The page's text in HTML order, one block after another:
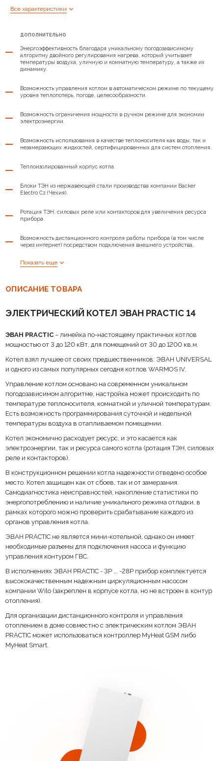
Поддерж. t теплого пола Да
управления
Защита от перегрева силовых
Да
Диаметр трубы
Габариты, мм 650х400х270
Все характеристики
ДОПОЛНИТЕЛЬНО
Энергоэффективность благодаря уникальному погодозависимому
алгоритму двойного регулирования нагрева, который учитывает
температуры воздуха, уличную и комнатную температуру, а также их
динамику.
Возможность управления котлом в автоматическом режиме по текущему
уровня теплопотерь, погоде, целесообразности.
Возможность ограничения мощности в ручном режиме для экономии
электроэнергии.
Возможность использования в качестве теплоносителя как воды, так и
незамерзающих жидкостей, сертифицированных для систем отопления.
Теплоизолированный корпус котла.
Блоки ТЭН из нержавеющей стали производства компании Backer
Electro Cz (Чехия).
Ротация ТЭН, силовых реле или контакторов для увеличения ресурса
прибора.
Возможность дистанционного контроля работы прибора (в том числе
через интернет) посредством подключения внешнего устройства,
Защита от токов короткого замыкания и перегрузки.
Защита от отказа (обрыва или короткого замыкания) датчиков
температуры.
Автоматическое переключение при попадании фазы на оставшуюся с
последующим восстановлением равномерности расхода ресурса.
Настройка температурных режимов в недельном расписании,
программирование суточной и недельной температуры воздуха
помещения.
Графический дисплей с интуитивно понятной навигацией по
настройкам и режимам работы.
Возможность подключения модуля дистанционного управления.
контроля температуры воды в косвенном водонагревателе).
Бесшумность в работе.
Единая котельная: для объектов менее 300 кв. м для котла не нужно
Самодиагностика неисправностей.
Накопление статистики энергопотребления и температур.
Уникальный режим проверки срабатывание каждого из органов
управления котла.
Датчик уличной температуры.
Датчик комнатной температуры
Показать еще
ОПИСАНИЕ ТОВАРА
ЭЛЕКТРИЧЕСКИЙ КОТЕЛ ЭВАН PRACTIC 14
ЭВАН PRACTIC – линейка по-настоящему практичных котлов
мощностью от 3 до 120 кВт, для помещений от 30 до 1200 кв.м.
Котел взял лучшее от своих предшественников: ЭВАН UNIVERSAL
и одного из самых популярных сегодня котлов WARMOS IV.
Управление котлом основано на современном уникальном
погодозависимом алгоритме, настройка может происходить по
температуре теплоносителя, комнатной и уличной температурам.
Есть возможность программирования суточной и недельной
температуры воздуха в отапливаемом помещении.
Котел экономично расходует ресурс, и это касается как
электроэнергии, так и ресурса самого котла (ротация ТЭН, силовых
реле и контакторов).
В конструкционном решении котла надежности отведено особое
место. Котел защищен как от сбоев, так и от замерзания.
Самодиагностика неисправностей, накопление статистики по
энергопотреблению и наличие уникального режима отладки, в
рамках которого можно проверить срабатывание каждого из
органов управления котла.
ЭВАН PRACTIC не является мини-котельной, однако он имеет
необходимые разъемы для подключения насоса и функцию
управления контуром ГВС.
В исполнениях ЭВАН PRACTIC - 3P ... -28P прибор комплектуется
высококачественным надежным циркуляционным насосом
компании Wilo (закреплен в корпусе котла, но не встроен в контур
отопления).
Для организации дистанционного контроля и управления
отоплением в доме совместно с электрическим котлом ЭВАН
PRACTIC может использоваться контроллер MyHeat GSM либо
MyHeat Smart.